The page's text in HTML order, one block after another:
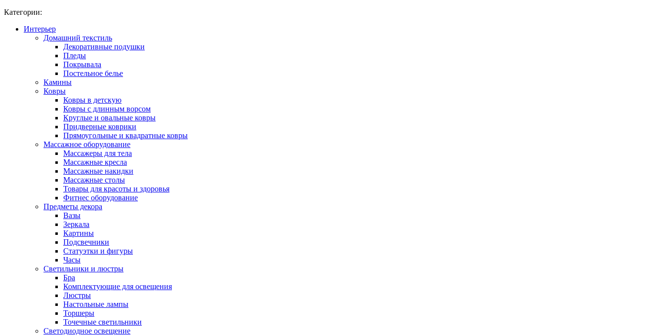
Категории:
Интерьер
Домашний текстиль
Декоративные подушки
Пледы
Покрывала
Постельное белье
Камины
Ковры
Ковры в детскую
Ковры с длинным ворсом
Круглые и овальные ковры
Придверные коврики
Прямоугольные и квадратные ковры
Массажное оборудование
Массажеры для тела
Массажные кресла
Массажные накидки
Массажные столы
Товары для красоты и здоровья
Фитнес оборудование
Предметы декора
Вазы
Зеркала
Картины
Подсвечники
Статуэтки и фигуры
Часы
Светильники и люстры
Бра
Комплектующие для освещения
Люстры
Настольные лампы
Торшеры
Точечные светильники
Светодиодное освещение